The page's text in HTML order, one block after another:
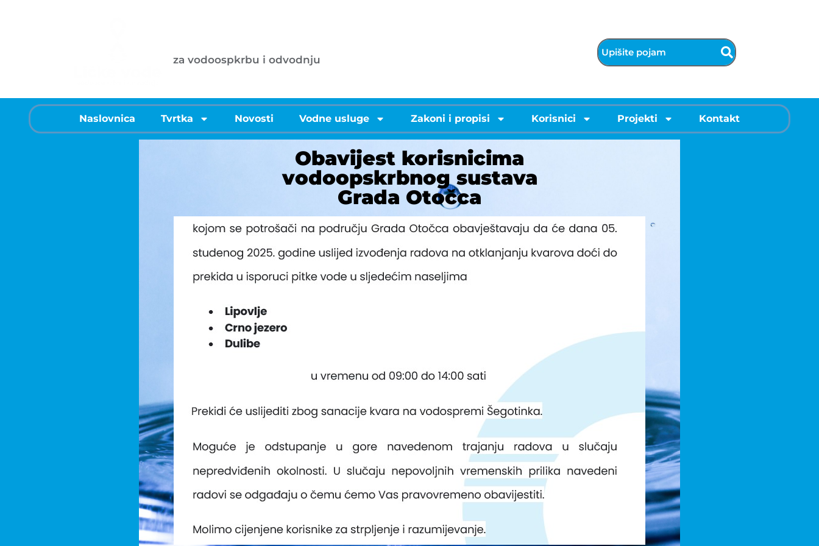
za vodoospkrbu i odvodnju
Naslovnica Tvrtka Novosti Vodne usluge Zakoni i propisi Korisnici Projekti Kontakt
Obavijest korisnicima
vodoopskrbnog sustava
Grada Otočca